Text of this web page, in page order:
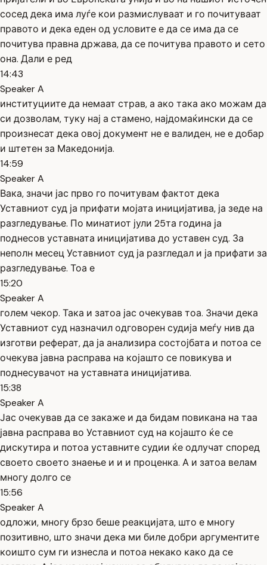
сосед дека има луѓе кои размислуваат и го почитуваат
правото и дека еден од условите е да се има да се
почитува правна држава, да се почитува правото и сето
она. Дали е ред
14:43
Speaker A
институциите да немаат страв, а ако така ако можам да
си дозволам, туку нај а стамено, најдомаќински да се
произнесат дека овој документ не е валиден, не е добар
и штетен за Македонија.
14:59
Speaker A
Вака, значи јас прво го почитувам фактот дека
Уставниот суд ја прифати мојата иницијатива, ја зеде на
разгледување. По минатиот јули 25та година ја
поднесов уставната иницијатива до уставен суд. За
неполн месец Уставниот суд ја разгледал и ја прифати за
разгледување. Тоа е
15:20
Speaker A
голем чекор. Така и затоа јас очекував тоа. Значи дека
Уставниот суд назначил одговорен судија меѓу нив да
изготви реферат, да ја анализира состојбата и потоа се
очекува јавна расправа на којашто се повикува и
поднесувачот на уставната иницијатива.
15:38
Speaker A
Јас очекував да се закаже и да бидам повикана на таа
јавна расправа во Уставниот суд на којашто ќе се
дискутира и потоа уставните судии ќе одлучат според
своето своето знаење и и и проценка. А и затоа велам
многу долго се
15:56
Speaker A
одложи, многу брзо беше реакцијата, што е многу
позитивно, што значи дека ми биле добри аргументите
коишто сум ги изнесла и потоа некако како да се